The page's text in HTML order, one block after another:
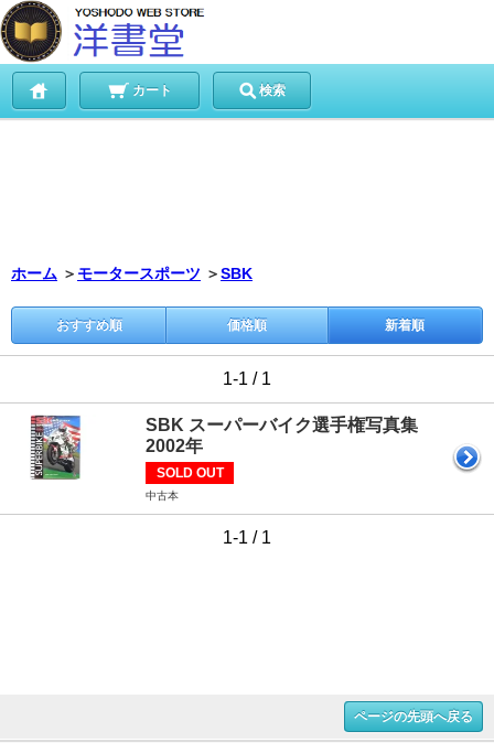
カート 検索
ホーム ＞ モータースポーツ ＞SBK
おすすめ順 価格順 新着順
1-1 / 1
SBK スーパーバイク選手権写真集
2002年
SOLD OUT
中古本
1-1 / 1
ページの先頭へ戻る